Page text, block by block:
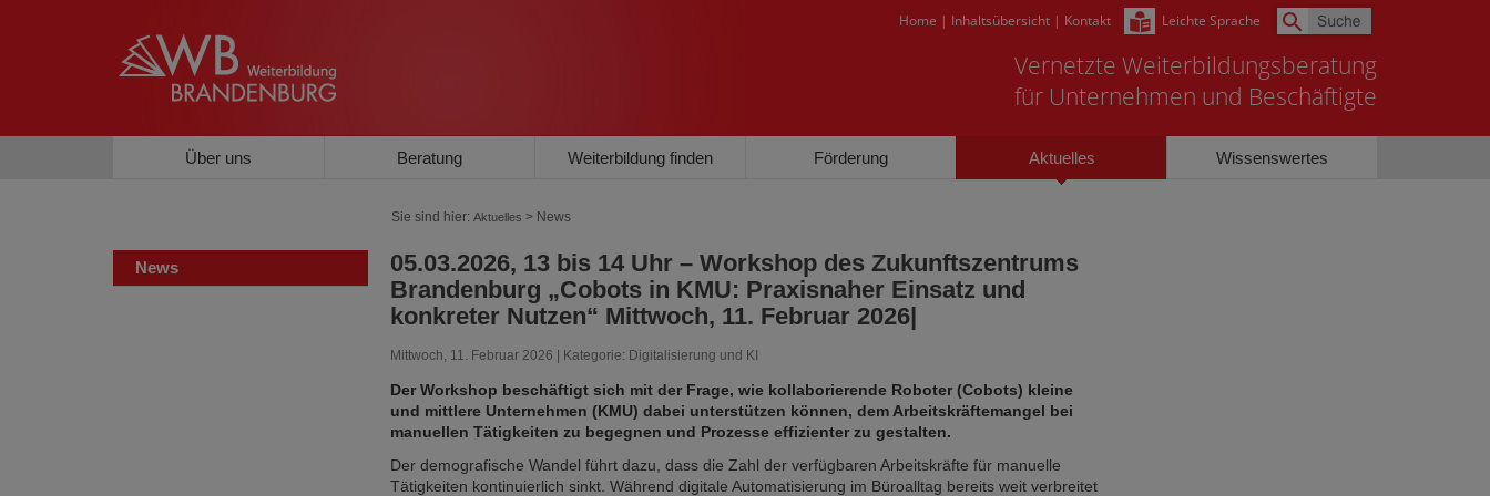
Home | Inhaltsübersicht | Kontakt Leichte Sprache
Vernetzte Weiterbildungsberatung
für Unternehmen und Beschäftigte
Über uns Beratung Weiterbildung finden Förderung Aktuelles Wissenswertes
Sie sind hier: Aktuelles > News
News
05.03.2026, 13 bis 14 Uhr – Workshop des Zukunftszentrums
Brandenburg „Cobots in KMU: Praxisnaher Einsatz und
konkreter Nutzen“ Mittwoch, 11. Februar 2026|
Mittwoch, 11. Februar 2026 | Kategorie: Digitalisierung und KI
Der Workshop beschäftigt sich mit der Frage, wie kollaborierende Roboter (Cobots) kleine
und mittlere Unternehmen (KMU) dabei unterstützen können, dem Arbeitskräftemangel bei
manuellen Tätigkeiten zu begegnen und Prozesse effizienter zu gestalten.
Der demografische Wandel führt dazu, dass die Zahl der verfügbaren Arbeitskräfte für manuelle
Tätigkeiten kontinuierlich sinkt. Während digitale Automatisierung im Büroalltag bereits weit verbreitet